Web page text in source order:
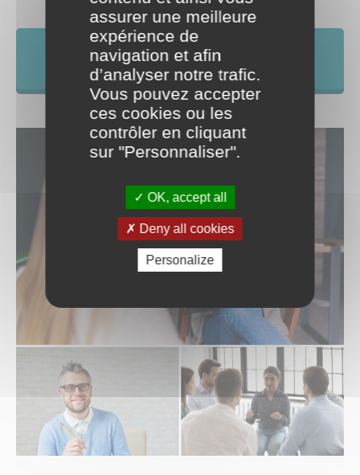
Découvrez notre flyer "Psychologie du
travail".
assurer une meilleure
expérience de
navigation et afin
d’analyser notre trafic.
Vous pouvez accepter
ces cookies ou les
contrôler en cliquant
sur "Personnaliser".
OK, accept all
Deny all cookies
Personalize